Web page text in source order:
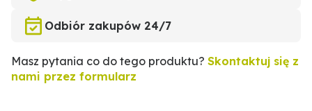
Odbiór zakupów 24/7
Masz pytania co do tego produktu? Skontaktuj się z
nami przez formularz